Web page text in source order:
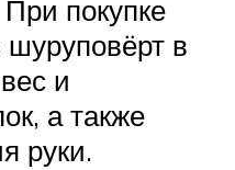
покупке
шуруповёрт в
и
а также
руки.